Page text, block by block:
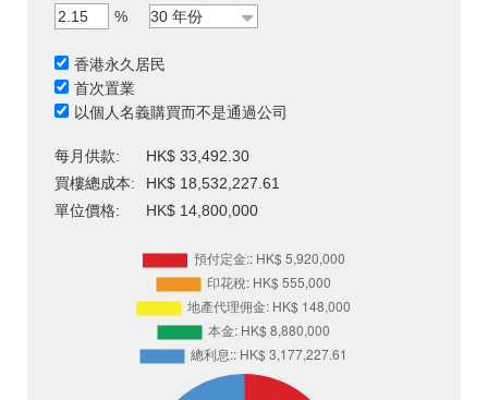
%
香港永久居民
首次置業
以個人名義購買而不是通過公司
每月供款:
HK$ 33,492.30
買樓總成本:
HK$ 18,532,227.61
單位價格:
HK$ 14,800,000